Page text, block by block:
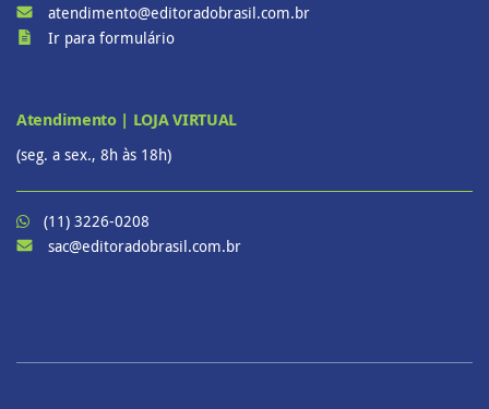
atendimento@editoradobrasil.com.br
Ir para formulário
Atendimento | LOJA VIRTUAL
(seg. a sex., 8h às 18h)
(11) 3226-0208
sac@editoradobrasil.com.br